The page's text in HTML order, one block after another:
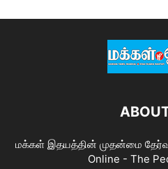
மக்கள் இதயத்தின் முதன்மை
Online - The